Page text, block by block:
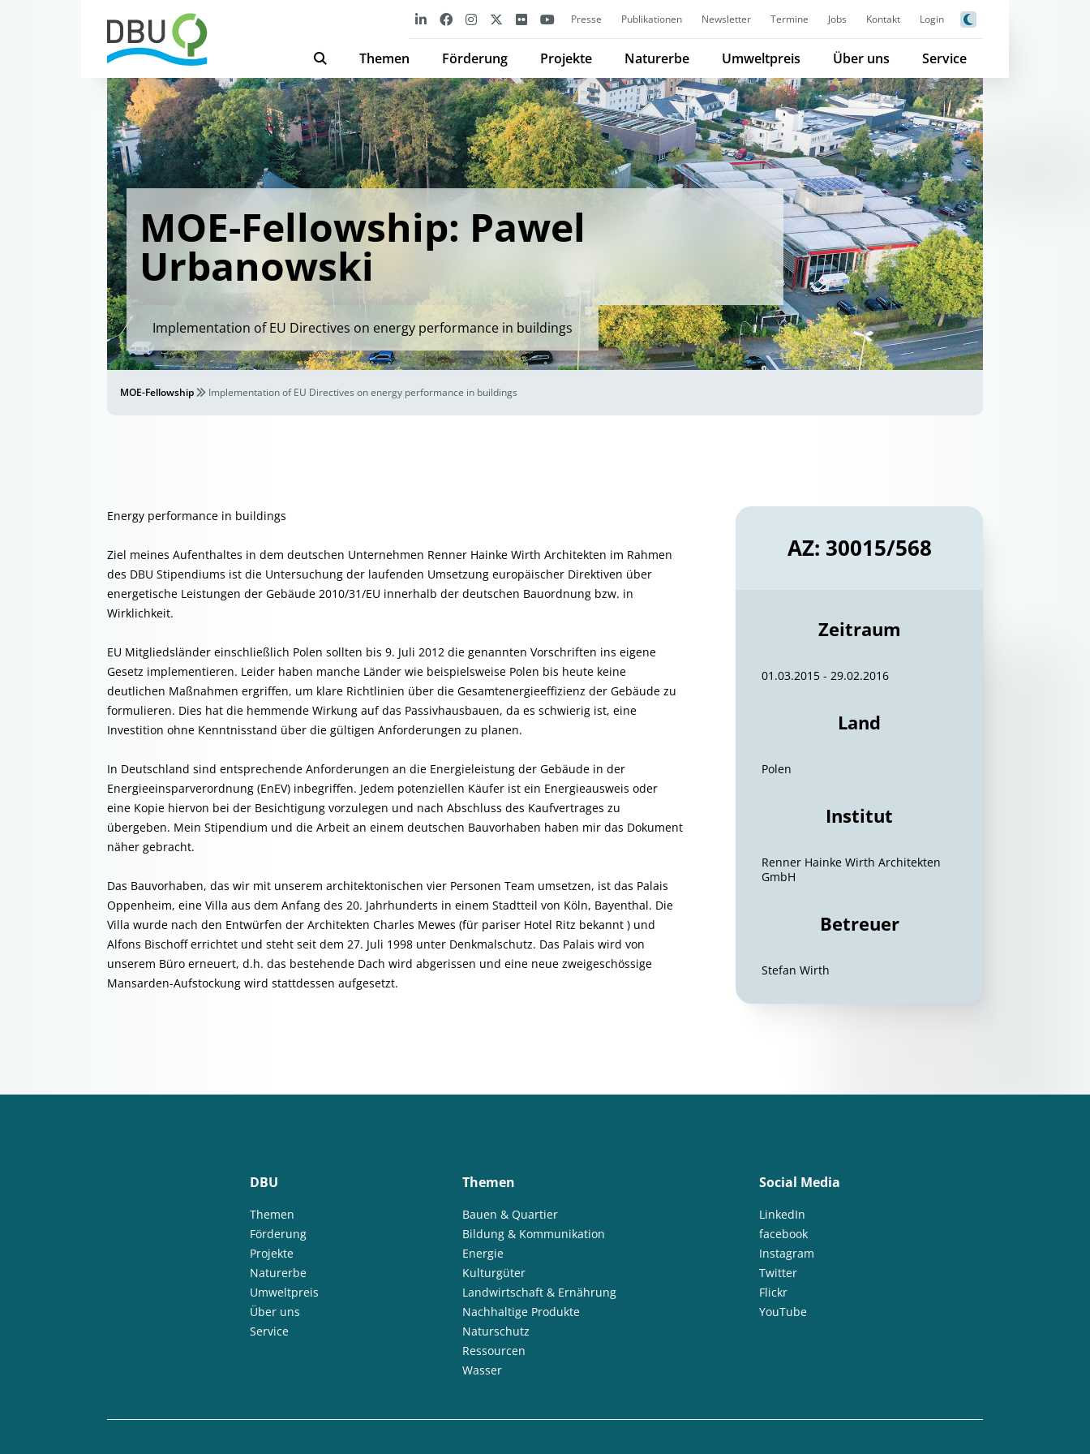
Presse Publikationen Newsletter Termine Jobs Kontakt Login
Themen Förderung Projekte Naturerbe Umweltpreis Über uns Service
MOE-Fellowship: Pawel
Urbanowski
Implementation of EU Directives on energy performance in buildings
MOE-Fellowship Implementation of EU Directives on energy performance in buildings
Energy performance in buildings
Ziel meines Aufenthaltes in dem deutschen Unternehmen Renner Hainke Wirth Architekten im Rahmen
des DBU Stipendiums ist die Untersuchung der laufenden Umsetzung europäischer Direktiven über
energetische Leistungen der Gebäude 2010/31/EU innerhalb der deutschen Bauordnung bzw. in
Wirklichkeit.
EU Mitgliedsländer einschließlich Polen sollten bis 9. Juli 2012 die genannten Vorschriften ins eigene
Gesetz implementieren. Leider haben manche Länder wie beispielsweise Polen bis heute keine
deutlichen Maßnahmen ergriffen, um klare Richtlinien über die Gesamtenergieeffizienz der Gebäude zu
formulieren. Dies hat die hemmende Wirkung auf das Passivhausbauen, da es schwierig ist, eine
Investition ohne Kenntnisstand über die gültigen Anforderungen zu planen.
In Deutschland sind entsprechende Anforderungen an die Energieleistung der Gebäude in der
Energieeinsparverordnung (EnEV) inbegriffen. Jedem potenziellen Käufer ist ein Energieausweis oder
eine Kopie hiervon bei der Besichtigung vorzulegen und nach Abschluss des Kaufvertrages zu
übergeben. Mein Stipendium und die Arbeit an einem deutschen Bauvorhaben haben mir das Dokument
näher gebracht.
Das Bauvorhaben, das wir mit unserem architektonischen vier Personen Team umsetzen, ist das Palais
Oppenheim, eine Villa aus dem Anfang des 20. Jahrhunderts in einem Stadtteil von Köln, Bayenthal. Die
Villa wurde nach den Entwürfen der Architekten Charles Mewes (für pariser Hotel Ritz bekannt ) und
Alfons Bischoff errichtet und steht seit dem 27. Juli 1998 unter Denkmalschutz. Das Palais wird von
unserem Büro erneuert, d.h. das bestehende Dach wird abgerissen und eine neue zweigeschössige
Mansarden-Aufstockung wird stattdessen aufgesetzt.
AZ: 30015/568
Zeitraum
01.03.2015 - 29.02.2016
Land
Polen
Institut
Renner Hainke Wirth Architekten
GmbH
Betreuer
Stefan Wirth
DBU
Themen
Förderung
Projekte
Naturerbe
Umweltpreis
Über uns
Service
Themen
Bauen & Quartier
Bildung & Kommunikation
Energie
Kulturgüter
Landwirtschaft & Ernährung
Nachhaltige Produkte
Naturschutz
Ressourcen
Wasser
Social Media
LinkedIn
facebook
Instagram
Twitter
Flickr
YouTube